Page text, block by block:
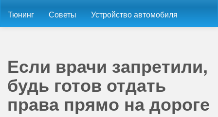
Тюнинг Советы Устройство автомобиля
Если врачи запретили,
будь готов отдать
права прямо на дороге